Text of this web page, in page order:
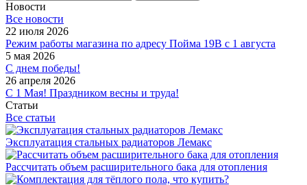
Новости
Все новости
22 июля 2026
Режим работы магазина по адресу Пойма 19В с 1 августа
5 мая 2026
С днем победы!
26 апреля 2026
С 1 Мая! Праздником весны и труда!
Статьи
Все статьи
Эксплуатация стальных радиаторов Лемакс
Рассчитать объем расширительного бака для отопления